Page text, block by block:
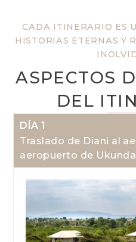
CADA ITINERARIO ES
HISTORIAS ETERNAS Y
ASPECTOS
DEL
DÍA 1
Traslado de Diani al
aeropuerto de Ukunda